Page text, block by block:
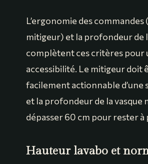
L’ergonomie des
mitigeur) et la profondeur de
complètent ces critères pour
accessibilité. Le mitigeur doit
facilement actionnable d’une
et la profondeur de la vasque
dépasser 60 cm pour rester à
Hauteur lavabo et